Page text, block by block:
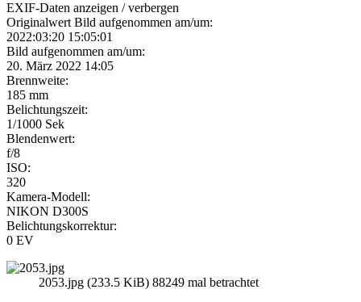
EXIF-Daten anzeigen / verbergen
Originalwert Bild aufgenommen am/um:
2022:03:20 15:05:01
Bild aufgenommen am/um:
20. März 2022 14:05
Brennweite:
185 mm
Belichtungszeit:
1/1000 Sek
Blendenwert:
f/8
ISO:
320
Kamera-Modell:
NIKON D300S
Belichtungskorrektur:
0 EV
2053.jpg (233.5 KiB) 88249 mal betrachtet